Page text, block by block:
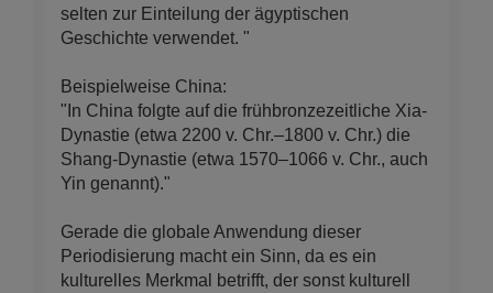
selten zur Einteilung der ägyptischen
Geschichte verwendet. "
Beispielweise China:
"In China folgte auf die frühbronzezeitliche Xia-
Dynastie (etwa 2200 v. Chr.–1800 v. Chr.) die
Shang-Dynastie (etwa 1570–1066 v. Chr., auch
Yin genannt)."
Gerade die globale Anwendung dieser
Periodisierung macht ein Sinn, da es ein
kulturelles Merkmal betrifft, der sonst kulturell